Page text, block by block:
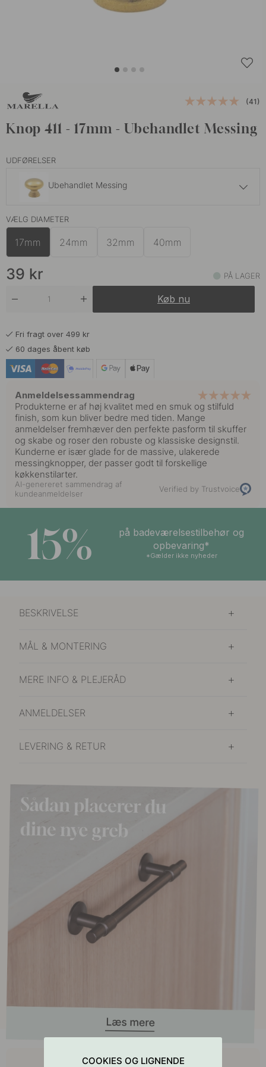
(41)
Knop 411 - 17mm - Ubehandlet Messing
UDFØRELSER
Ubehandlet Messing
Antik
Poleret Messing
VÆLG DIAMETER
17mm 24mm 32mm 40mm
39 kr PÅ LAGER
Køb nu
Fri fragt over 499 kr
60 dages åbent køb
Anmeldelsessammendrag
Produkterne er af høj kvalitet med en smuk og stilfuld
finish, som kun bliver bedre med tiden. Mange
anmeldelser fremhæver den perfekte pasform til skuffer
og skabe og roser den robuste og klassiske designstil.
Kunderne er især glade for de massive, ulakerede
messingknopper, der passer godt til forskellige
køkkenstilarter.
AI-genereret sammendrag af
kundeanmeldelser
Verified by Trustvoice
15%
på badeværelsestilbehør og
opbevaring*
*Gælder ikke nyheder
BESKRIVELSE
MÅL & MONTERING
MERE INFO & PLEJERÅD
ANMELDELSER
LEVERING & RETUR
Køb sammen med
COOKIES OG LIGNENDE